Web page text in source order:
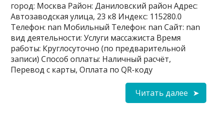
город: Москва Район: Даниловский район Адрес:
Автозаводская улица, 23 к8 Индекс: 115280.0
Телефон: nan Мобильный Телефон: nan Сайт: nan
вид деятельности: Услуги массажиста Время
работы: Круглосуточно (по предварительной
записи) Способ оплаты: Наличный расчёт,
Перевод с карты, Оплата по QR-коду
Читать далее